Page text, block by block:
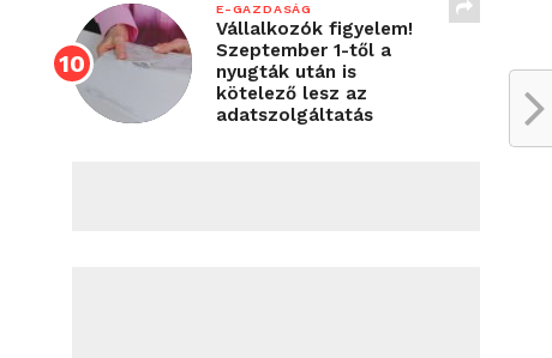
E-GAZDASÁG
Vállalkozók figyelem!
Szeptember 1-től a
nyugták után is
kötelező lesz az
adatszolgáltatás